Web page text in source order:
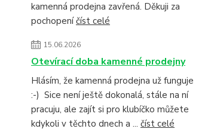
kamenná prodejna zavřená. Děkuji za
pochopeníčíst celé
15.06.2026
Otevírací doba kamenné prodejny
Hlásím, že kamenná prodejna už funguje
:-) Sice není ještě dokonalá, stále na ní
pracuju, ale zajít si pro klubíčko můžete
kdykoli v těchto dnech a ... číst celé